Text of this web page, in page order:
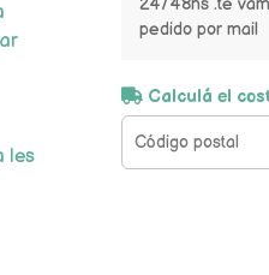
les
24/48hs .te
pedido por mail
Calculá el